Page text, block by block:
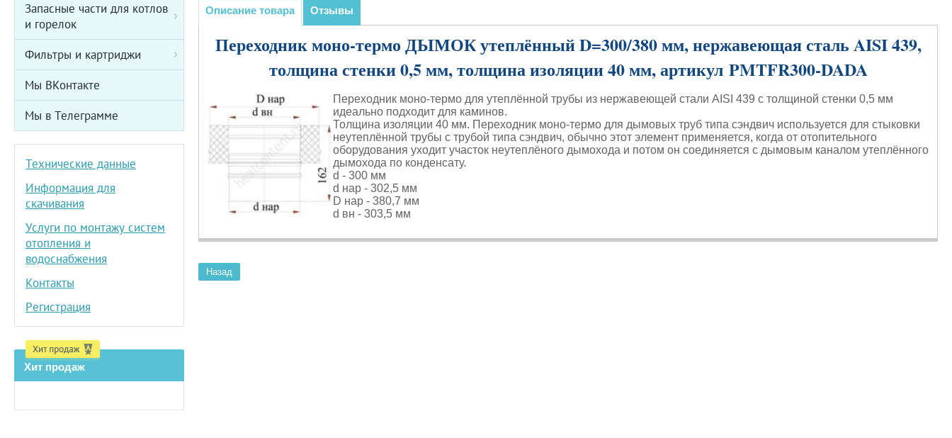
Описание товара Отзывы
Переходник моно-термо ДЫМОК утеплённый D=300/380 мм, нержавеющая сталь AISI 439,
толщина стенки 0,5 мм, толщина изоляции 40 мм, артикул PMTFR300-DADA
Переходник моно-термо для утеплённой трубы из нержавеющей стали AISI 439 с толщиной стенки 0,5 мм
идеально подходит для каминов.
Толщина изоляции 40 мм. Переходник моно-термо для дымовых труб типа сэндвич используется для стыковки
неутеплённой трубы с трубой типа сэндвич, обычно этот элемент применяется, когда от отопительного
оборудования уходит участок неутеплёного дымохода и потом он соединяется с дымовым каналом утеплённого
дымохода по конденсату.
d - 300 мм
d нар - 302,5 мм
D нар - 380,7 мм
d вн - 303,5 мм
Назад
Запасные части для котлов
и горелок
Фильтры и картриджи
Мы ВКонтакте
Мы в Телеграмме
Технические данные
Информация для
скачивания
Услуги по монтажу систем
отопления и
водоснабжения
Контакты
Регистрация
Хит продаж